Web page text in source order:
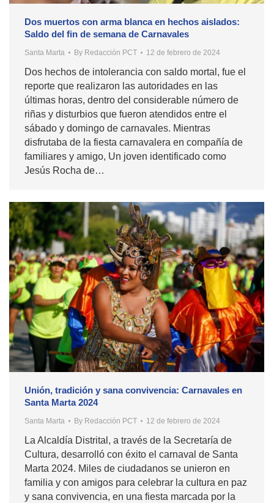
Dos muertos con arma blanca en hechos aislados:
Saldo del fin de semana de Carnavales
Santa Marta By Redacción PCT 12 de febrero de 2024
Dos hechos de intolerancia con saldo mortal, fue el
reporte que realizaron las autoridades en las
últimas horas, dentro del considerable número de
riñas y disturbios que fueron atendidos entre el
sábado y domingo de carnavales. Mientras
disfrutaba de la fiesta carnavalera en compañía de
familiares y amigo, Un joven identificado como
Jesús Rocha de…
Unión, tradición y sana convivencia: Carnavales en
Santa Marta 2024
Santa Marta By Redacción PCT 12 de febrero de 2024
La Alcaldía Distrital, a través de la Secretaría de
Cultura, desarrolló con éxito el carnaval de Santa
Marta 2024. Miles de ciudadanos se unieron en
familia y con amigos para celebrar la cultura en paz
y sana convivencia, en una fiesta marcada por la